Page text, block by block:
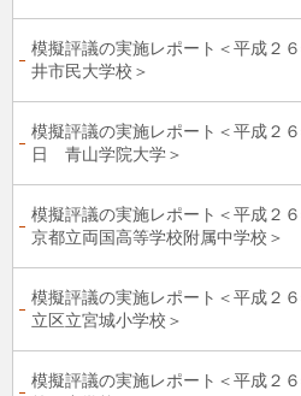
模擬評議の実施レポート＜平成２
井市民大学校＞
模擬評議の実施レポート＜平成２
日 青山学院大学＞
模擬評議の実施レポート＜平成２
京都立両国高等学校附属中学校＞
模擬評議の実施レポート＜平成２
立区立宮城小学校＞
模擬評議の実施レポート＜平成２